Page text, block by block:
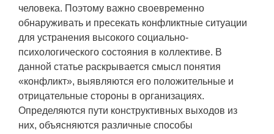
человека. Поэтому важно своевременно
обнаруживать и пресекать конфликтные ситуации
для устранения высокого социально-
психологического состояния в коллективе. В
данной статье раскрывается смысл понятия
«конфликт», выявляются его положительные и
отрицательные стороны в организациях.
Определяются пути конструктивных выходов из
них, объясняются различные способы